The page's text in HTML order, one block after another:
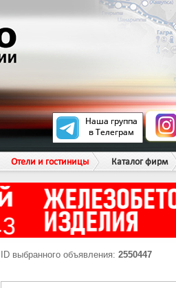
Отели и гостиницы Каталог фирм
ID выбранного объявления: 2550447